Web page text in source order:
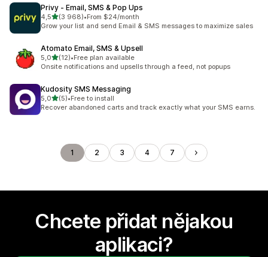
Privy ‑ Email, SMS & Pop Ups
4,5z 5 hvězd
(3 968)
Celkový počet recenzí: 3968
•From $24/month
Grow your list and send Email & SMS messages to maximize sales
Atomato Email, SMS & Upsell
5,0z 5 hvězd
(12)
Celkový počet recenzí: 12
•Free plan available
Onsite notifications and upsells through a feed, not popups
Kudosity SMS Messaging
5,0z 5 hvězd
(5)
Celkový počet recenzí: 5
•Free to install
Recover abandoned carts and track exactly what your SMS earns.
1 2 3 4 7
Chcete přidat nějakou
aplikaci?